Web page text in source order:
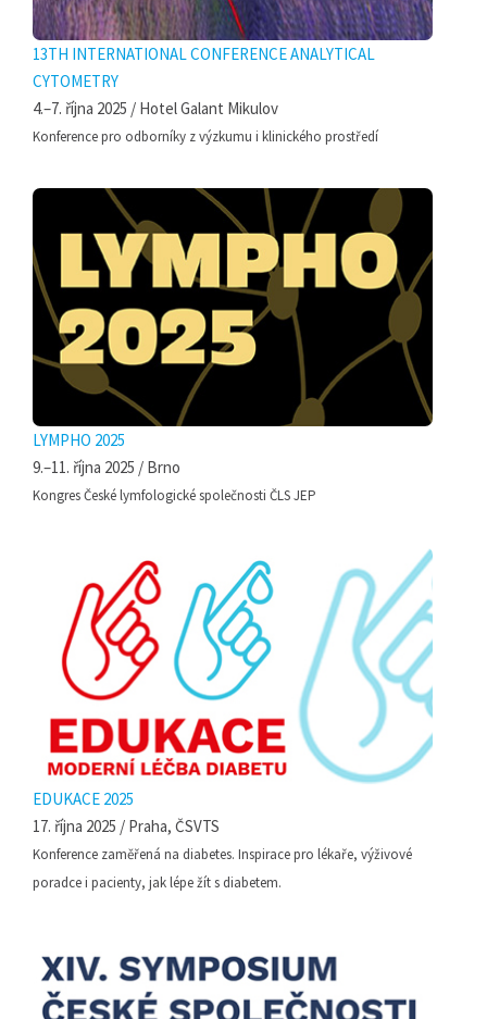
13TH INTERNATIONAL CONFERENCE ANALYTICAL
CYTOMETRY
4.–7. října 2025 / Hotel Galant Mikulov
Konference pro odborníky z výzkumu i klinického prostředí
LYMPHO 2025
9.–11. října 2025 / Brno
Kongres České lymfologické společnosti ČLS JEP
EDUKACE 2025
17. října 2025 / Praha, ČSVTS
Konference zaměřená na diabetes. Inspirace pro lékaře, výživové
poradce i pacienty, jak lépe žít s diabetem.